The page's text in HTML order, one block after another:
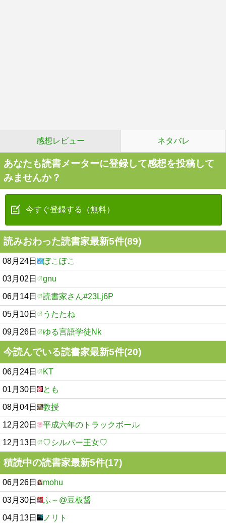
感想レビュー ネタバレ
あなたも読書メーターに登録して感想を投稿して
みませんか？
今すぐ登録する（無料）
読みおわった読書家最新5件(89)
08月24日 ぽこぽこ
03月02日 gnu
06月14日 読書家さん#23Lj6P
05月10日 うたたね
09月26日 ゆる言語学徒Nk
今読んでいる読書家最新5件(20)
06月24日 KT
01月30日 とも
08月04日 教授
12月20日 平成六年のトラックボール
12月13日 ♡シルバー王女♡
積読中の読書家最新5件(17)
06月26日 mohu
03月30日 ふ～@豆板醤
04月13日 ノリト